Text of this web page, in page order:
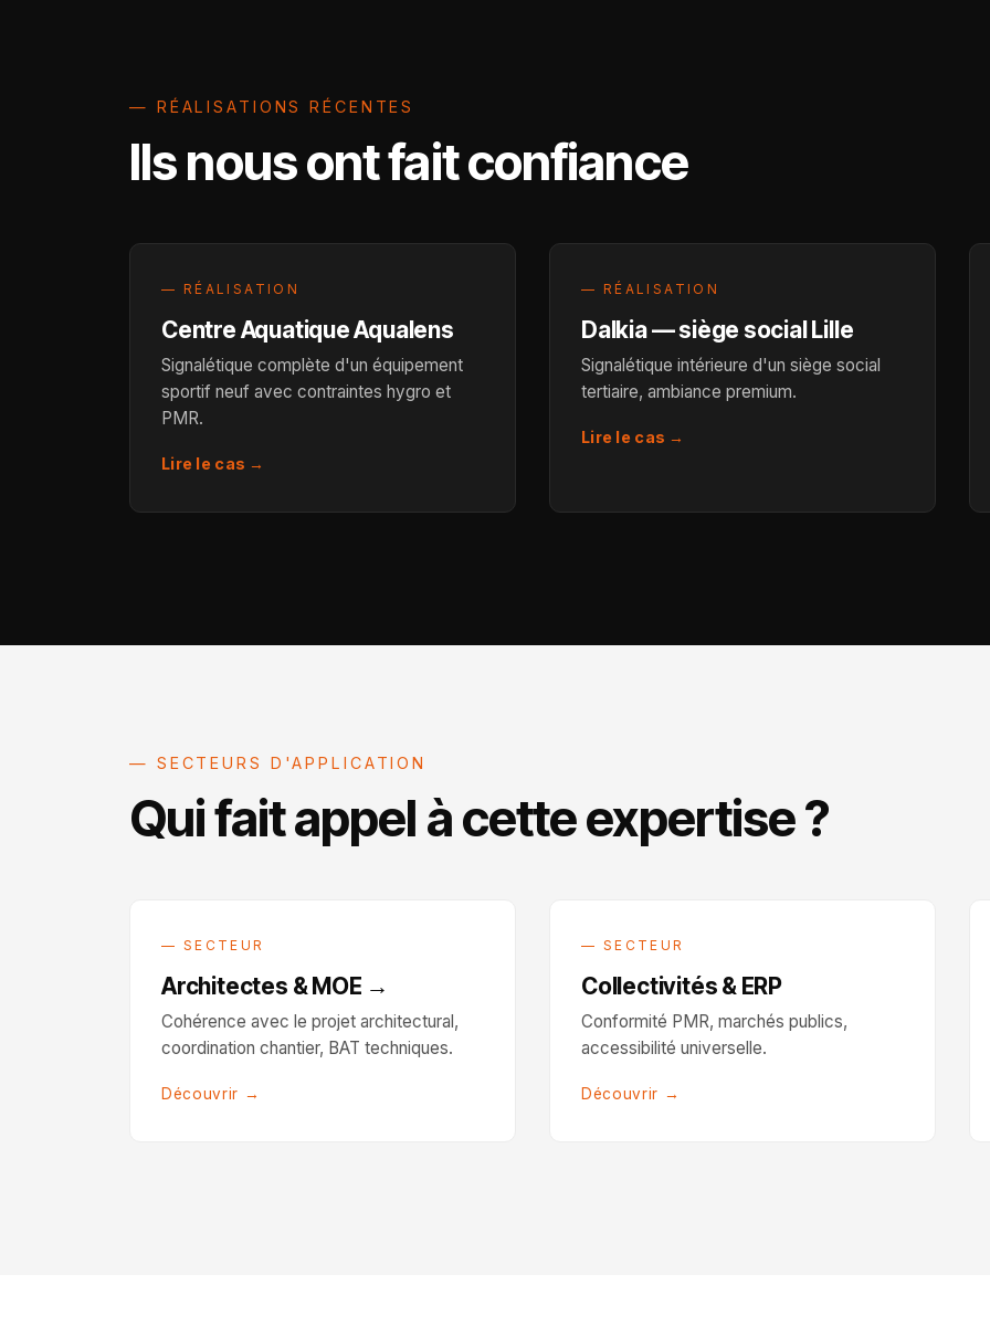
— RÉALISATIONS RÉCENTES
Ils nous ont fait confiance
— RÉALISATION
Centre Aquatique Aqualens
Signalétique complète d'un équipement
sportif neuf avec contraintes hygro et
PMR.
Lire le cas →
— RÉALISATION
Dalkia — siège social Lille
Signalétique intérieure d'un siège social
tertiaire, ambiance premium.
Lire le cas →
— SECTEURS D'APPLICATION
Qui fait appel à cette expertise ?
— SECTEUR
Architectes & MOE →
Cohérence avec le projet architectural,
coordination chantier, BAT techniques.
Découvrir →
— SECTEUR
Collectivités & ERP
Conformité PMR, marchés publics,
accessibilité universelle.
Découvrir →